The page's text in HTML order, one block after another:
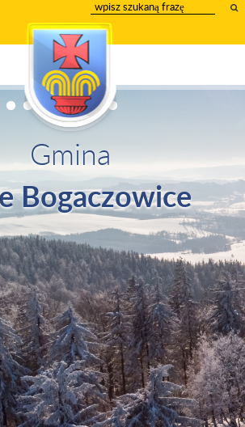
wpisz
szukany
tekst
Gmina
Bogaczowice